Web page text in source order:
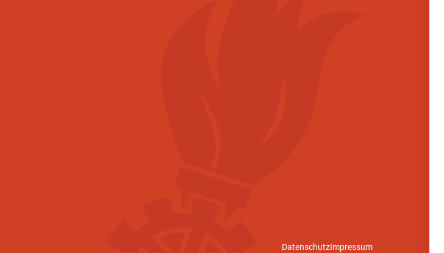
DatenschutzImpressum